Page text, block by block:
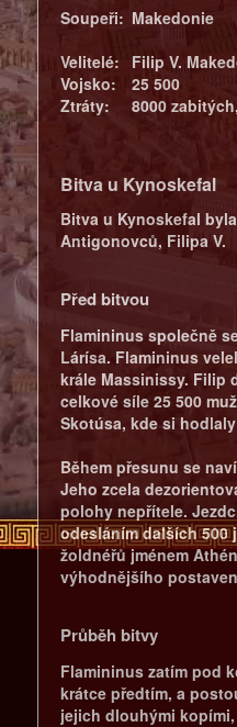
Soupeři: Makedonie
Velitelé:
Filip V.
Vojsko:
25 500
Ztráty:
8000
Bitva u Kynoskefal
Bitva u Kynoskefal
Antigonovců, Filipa V.
Před bitvou
Flamininus společně
Lárísa. Flamininus
krále Massinissy. Filip
celkové síle 25 500
Skotúsa, kde si
Během přesunu se
Jeho zcela
polohy nepřítele.
odesláním dalších 500
žoldnéřů jménem
výhodnějšího
Průběh bitvy
Flamininus zatím pod
krátce předtím, a
jejich dlouhými